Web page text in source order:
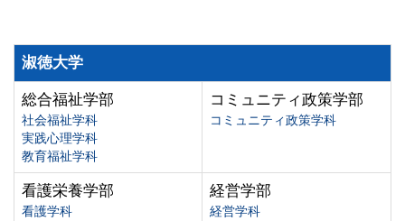
淑徳大学
総合福祉学部
社会福祉学科
実践心理学科
教育福祉学科
コミュニティ政策学部
コミュニティ政策学科
看護栄養学部
看護学科
経営学部
経営学科